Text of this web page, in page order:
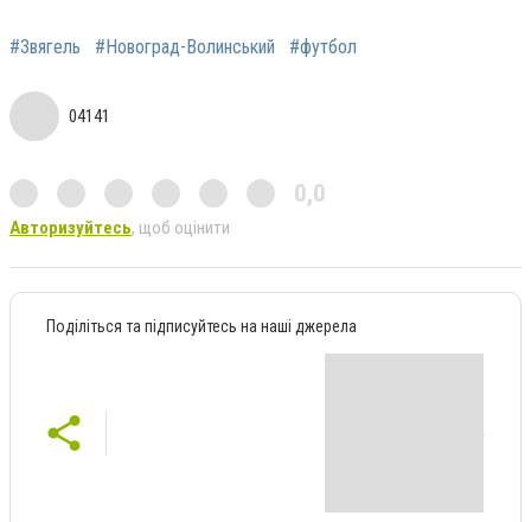
#Звягель #Новоград-Волинський #футбол
04141
0,0
Авторизуйтесь, щоб оцінити
Поділіться та підписуйтесь на наші джерела